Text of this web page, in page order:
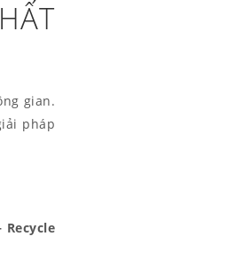
gian.
pháp
Recycle